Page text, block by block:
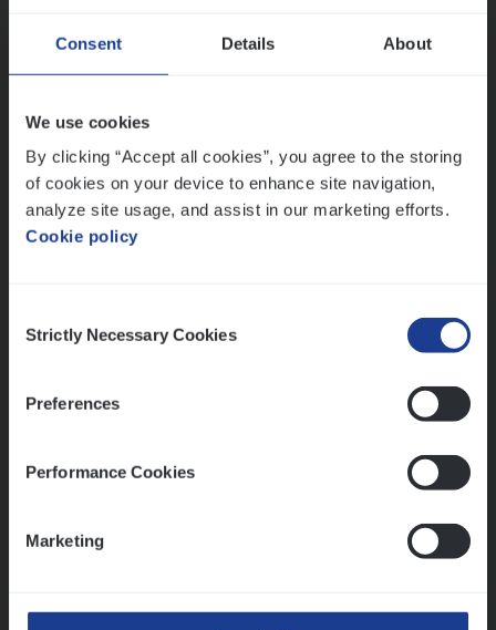
Consent Details About
We use cookies
By clicking “Accept all cookies”, you agree to the storing
of cookies on your device to enhance site navigation,
analyze site usage, and assist in our marketing efforts.
Cookie policy
Selection
Strictly Necessary Cookies
Preferences
Performance Cookies
Marketing
Dos­sier­be­heer­der ver­ze­ke­rin­gen — Soci­al
Pro­fit en Public
Insurance Operations
Antwerpen
versterken
Thalia zoekt graag oplossingen, in games én op het
Ons sollicitatieproces